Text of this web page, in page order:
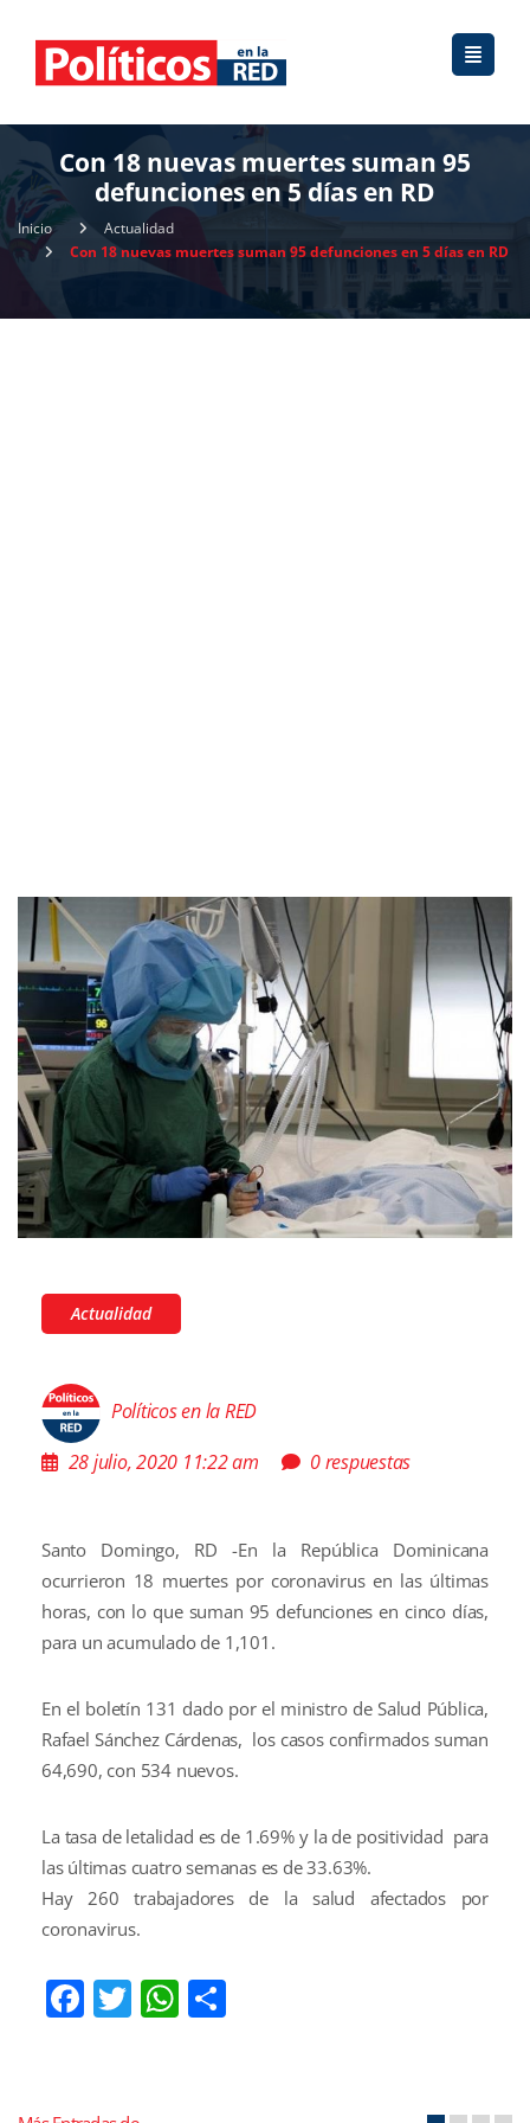
Con 18 nuevas muertes suman 95
defunciones en 5 días en RD
Inicio
Actualidad
Con 18 nuevas muertes suman 95 defunciones en 5 días en RD
Actualidad
Políticos en la RED
28 julio, 2020 11:22 am
0 respuestas
Santo Domingo, RD -En la República Dominicana
ocurrieron 18 muertes por coronavirus en las últimas
horas, con lo que suman 95 defunciones en cinco días,
para un acumulado de 1,101.
En el boletín 131 dado por el ministro de Salud Pública,
Rafael Sánchez Cárdenas, los casos confirmados suman
64,690, con 534 nuevos.
La tasa de letalidad es de 1.69% y la de positividad para
las últimas cuatro semanas es de 33.63%.
Hay 260 trabajadores de la salud afectados por
coronavirus.
Facebook
TwitterWhatsApp